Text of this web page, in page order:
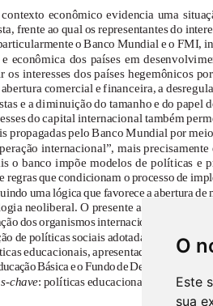
O
Este
sua